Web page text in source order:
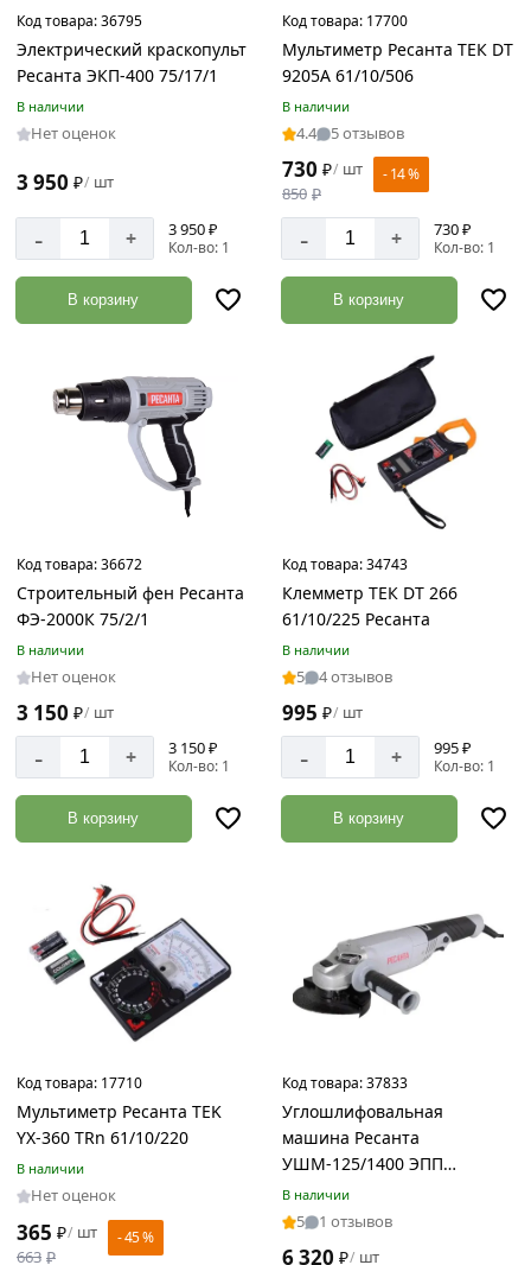
Код товара:36795
Электрический краскопульт
Ресанта ЭКП-400 75/17/1
В наличии
Нет оценок
3 950 ₽/ шт
- + 3 950 ₽
Кол-во: 1
В корзину
Код товара: 17700
Мультиметр Ресанта ТЕК DT
9205A 61/10/506
В наличии
4.4 5 отзывов
730 ₽/ шт
850 ₽
- 14 %
- + 730 ₽
Кол-во: 1
В корзину
Код товара:36672
Строительный фен Ресанта
ФЭ-2000К 75/2/1
В наличии
Нет оценок
3 150 ₽/ шт
- + 3 150 ₽
Кол-во: 1
В корзину
Код товара:34743
Клемметр ТЕК DT 266
61/10/225 Ресанта
В наличии
5 4 отзывов
995 ₽/ шт
- + 995 ₽
Кол-во: 1
В корзину
Код товара: 17710
Мультиметр Ресанта TEK
YX-360 TRn 61/10/220
В наличии
Нет оценок
365 ₽/ шт
663 ₽
- 45 %
Код товара:37833
Углошлифовальная
машина Ресанта
УШМ-125/1400 ЭПП
75/12/14
В наличии
5 1 отзывов
6 320 ₽/ шт